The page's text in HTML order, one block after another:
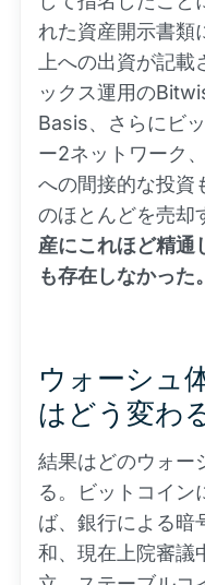
れた資産開示書類
上への出資が記
ックス運用の
Basis、さらにビ
ー2ネットワーク、
への間接的な投資
のほとんどを売却
産にこれほど精通
も存在しなかった。
ウォーシュ
はどう変わ
結果はどのウォー
る。ビットコイン
ば、銀行による暗
和、現在上院審議